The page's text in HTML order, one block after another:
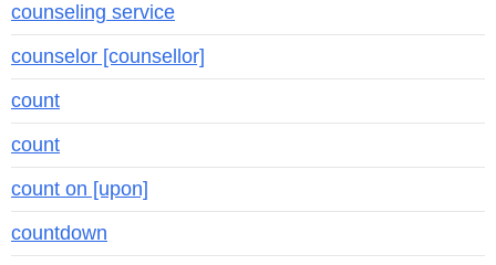
counseling service
counselor [counsellor]
count
count
count on [upon]
countdown